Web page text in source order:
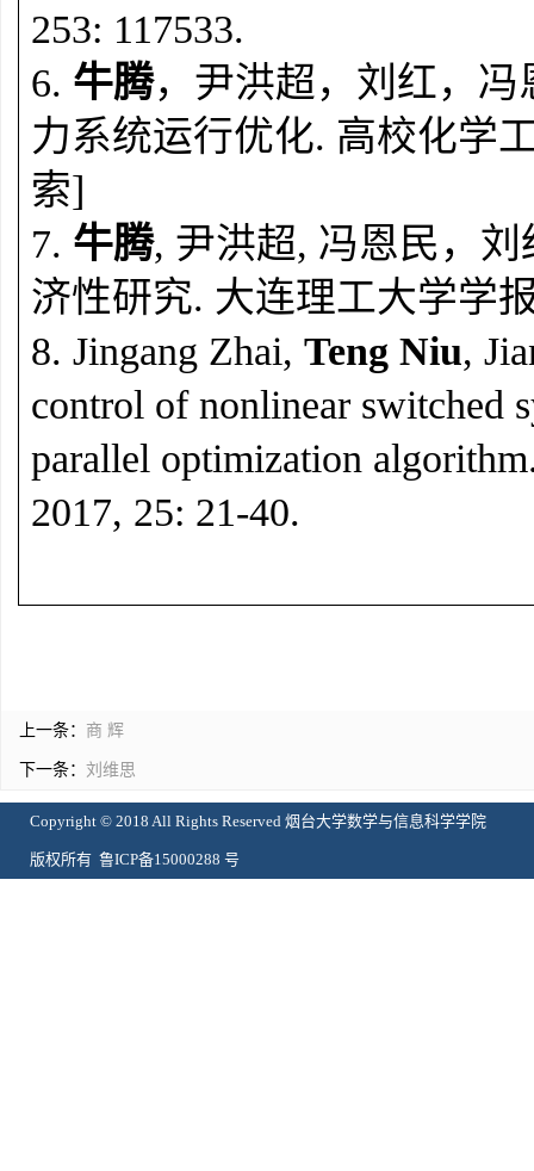
253: 117533.
6. 牛腾，尹洪超，刘红，冯
力系统运行优化. 高校化学
索]
7. 牛腾, 尹洪超, 冯恩民，
济性研究. 大连理工大学学
8. Jingang Zhai, Teng Niu,
control of nonlinear switched
parallel optimization
2017, 25: 21-40.
上一条： 商 辉
下一条： 刘维思
Copyright © 2018 All Rights Reserved 烟台大学数学与信息科学学院
版权所有 鲁ICP备15000288 号